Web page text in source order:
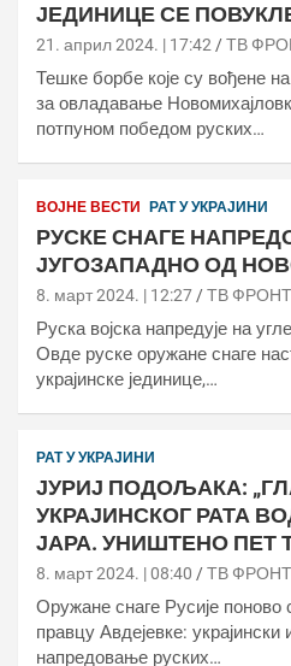
ЈЕДИНИЦЕ СЕ
21. април 2024. | 17:42 ТВ
Тешке борбе које су вођене
за овладавање
потпуном победом руских…
ВОЈНЕ ВЕСТИ РАТ У УКРАЈИНИ
РУСКЕ СНАГЕ
ЈУГОЗАПАДНО ОД
8. март 2024. | 12:27 ТВ ФРОНТ
Руска војска напредује на
Овде руске оружане снаге
украјинске јединице,…
РАТ У УКРАЈИНИ
ЈУРИЈ ПОДОЉАКА:
УКРАЈИНСКОГ РАТА
ЈАРА. УНИШТЕНО ПЕТ
8. март 2024. | 08:40 ТВ ФРОНТ
Оружане снаге Русије поново
правцу Авдејевке: украјински
напредовање руских…